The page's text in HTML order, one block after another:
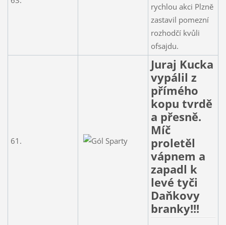
rychlou akci Plzně
zastavil pomezní
rozhodčí kvůli
ofsajdu.
61.
Juraj Kucka
vypálil z
přímého
kopu tvrdě
a přesně.
Míč
proletěl
vápnem a
zapadl k
levé tyči
Daňkovy
branky!!!